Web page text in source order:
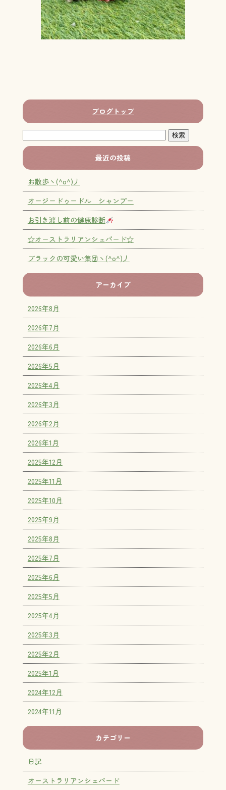
ブログトップ
最近の投稿
お散歩ヽ(^o^)丿
オージードゥードル シャンプー
お引き渡し前の健康診断
☆オーストラリアンシェパード☆
ブラックの可愛い集団ヽ(^o^)丿
アーカイブ
2026年8月
2026年7月
2026年6月
2026年5月
2026年4月
2026年3月
2026年2月
2026年1月
2025年12月
2025年11月
2025年10月
2025年9月
2025年8月
2025年7月
2025年6月
2025年5月
2025年4月
2025年3月
2025年2月
2025年1月
2024年12月
2024年11月
カテゴリー
日記
オーストラリアンシェパード